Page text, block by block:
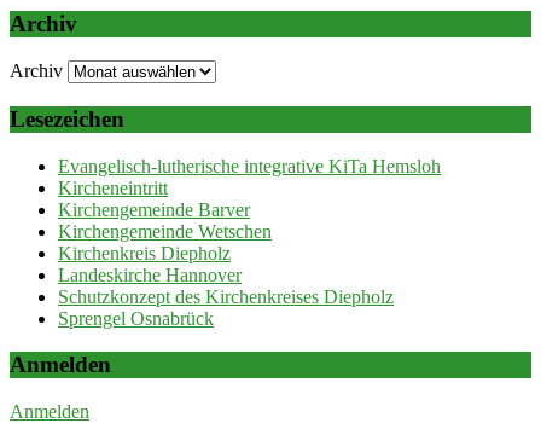
Archiv
Archiv
Lesezeichen
Evangelisch-lutherische integrative KiTa Hemsloh
Kircheneintritt
Kirchengemeinde Barver
Kirchengemeinde Wetschen
Kirchenkreis Diepholz
Landeskirche Hannover
Schutzkonzept des Kirchenkreises Diepholz
Sprengel Osnabrück
Anmelden
Anmelden